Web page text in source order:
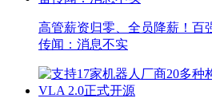
高管薪资归零、全员降薪！百
传闻：消息不实